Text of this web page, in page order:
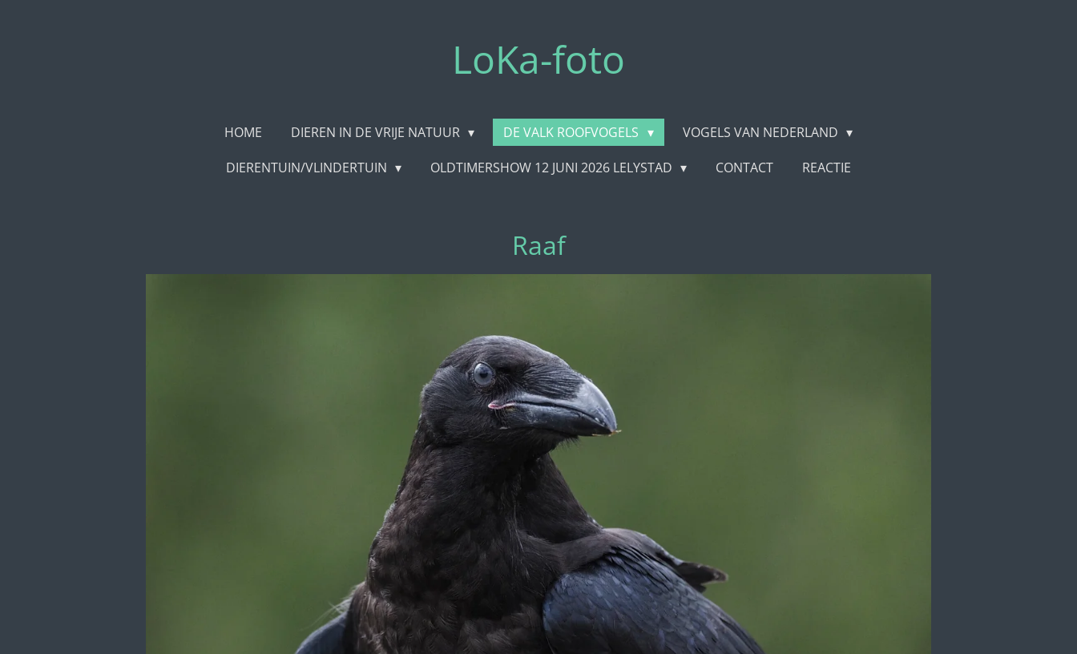
LoKa-foto
HOME DIEREN IN DE VRIJE NATUUR DE VALK ROOFVOGELS
VOGELS VAN NEDERLAND
DIERENTUIN/VLINDERTUIN
OLDTIMERSHOW 12 JUNI 2026 LELYSTAD CONTACT REACTIE
Raaf